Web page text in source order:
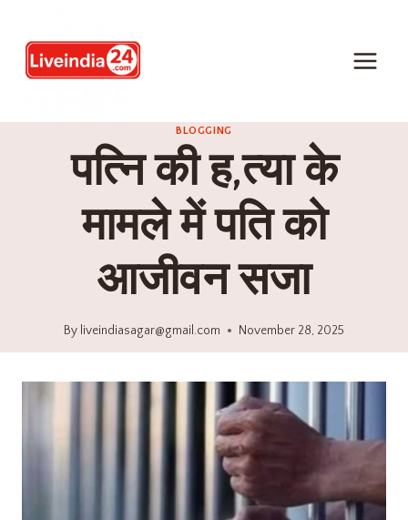
BLOGGING
पत्नि की ह,त्या के
मामले में पति को
आजीवन सजा
By liveindiasagar@gmail.com November 28, 2025